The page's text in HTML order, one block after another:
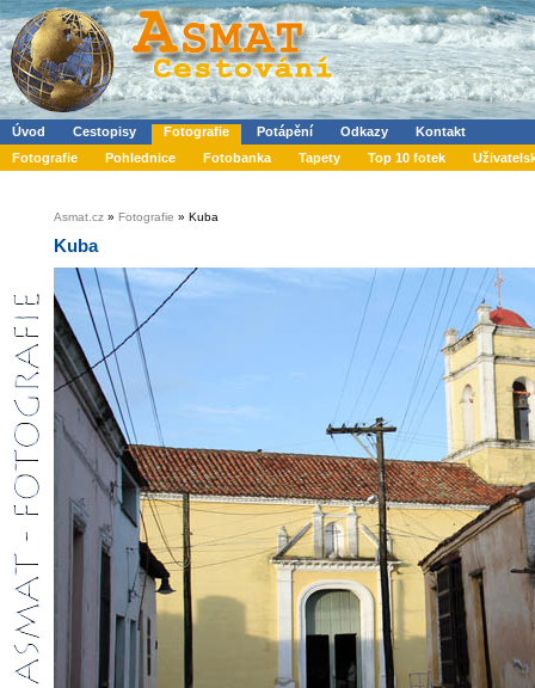
Úvod Cestopisy Fotografie Potápění Odkazy
Kontakt
Fotografie
Pohlednice Fotobanka Tapety Top 10 fotek
Asmat.cz » Fotografie » Kuba
Kuba